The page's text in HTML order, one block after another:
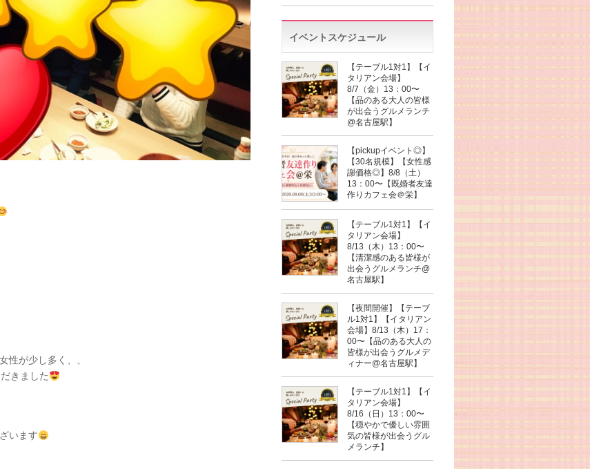
性が少し多く、、
きました
います
イベントスケジュール
【テーブル1対1】【イ
タリアン会場】
8/7（金）13：00〜
【品のある大人の皆様
が出会うグルメランチ
@名古屋駅】
【pickupイベント◎】
【30名規模】【女性感
謝価格◎】8/8（土）
13：00〜【既婚者友達
作りカフェ会＠栄】
【テーブル1対1】【イ
タリアン会場】
8/13（木）13：00〜
【清潔感のある皆様が
出会うグルメランチ@
名古屋駅】
【夜間開催】【テーブ
ル1対1】【イタリアン
会場】8/13（木）17：
00〜【品のある大人の
皆様が出会うグルメデ
ィナー@名古屋駅】
【テーブル1対1】【イ
タリアン会場】
8/16（日）13：00〜
【穏やかで優しい雰囲
気の皆様が出会うグル
メランチ】